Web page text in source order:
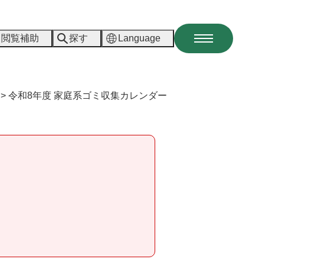
閲覧補助 探す Language
> 令和8年度 家庭系ゴミ収集カレンダー